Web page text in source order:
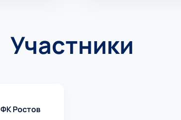
Участники
ФК Ростов